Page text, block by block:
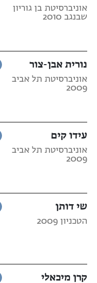
אוניברסיטת בן גוריון
שבנגב 2010
נורית אבן-צור
אוניברסיטת תל אביב
2009
עידו קים
אוניברסיטת תל אביב
2009
שי דותן
הטכניון 2009
קרן מיכאלי